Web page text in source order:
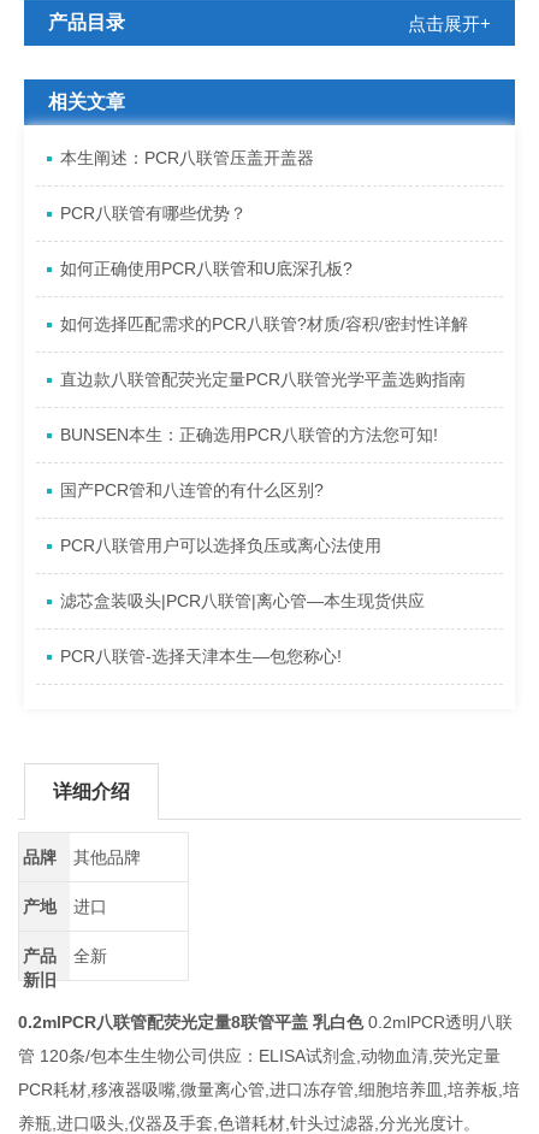
产品目录 点击展开+
相关文章
本生阐述：PCR八联管压盖开盖器
PCR八联管有哪些优势？
如何正确使用PCR八联管和U底深孔板?
如何选择匹配需求的PCR八联管?材质/容积/密封性详解
直边款八联管配荧光定量PCR八联管光学平盖选购指南
BUNSEN本生：正确选用PCR八联管的方法您可知!
国产PCR管和八连管的有什么区别?
PCR八联管用户可以选择负压或离心法使用
滤芯盒装吸头|PCR八联管|离心管—本生现货供应
PCR八联管-选择天津本生—包您称心!
详细介绍
品牌 其他品牌
产地 进口
产品
新旧
全新
0.2mlPCR八联管配荧光定量8联管平盖 乳白色0.2mlPCR透明八联
管 120条/包本生生物公司供应：ELISA试剂盒,动物血清,荧光定量
PCR耗材,移液器吸嘴,微量离心管,进口冻存管,细胞培养皿,培养板,培
养瓶,进口吸头,仪器及手套,色谱耗材,针头过滤器,分光光度计。